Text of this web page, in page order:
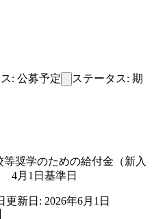
: 公募予定
ステータス: 期
奨学のための給付金（新入
4月1日基準日
更新日: 2026年6月1日